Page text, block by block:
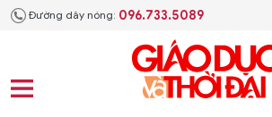
Đường dây nóng: 096.733.5089